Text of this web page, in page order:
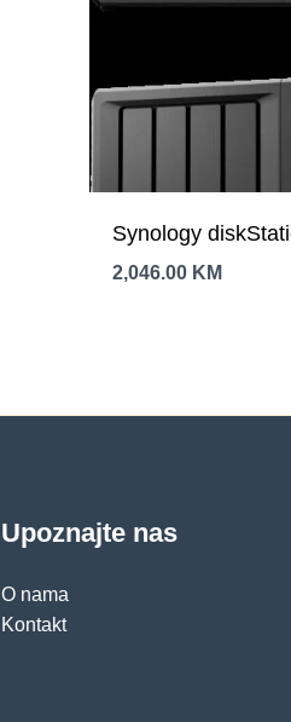
Synology
2,046.00 KM
Upoznajte nas
O nama
Kontakt